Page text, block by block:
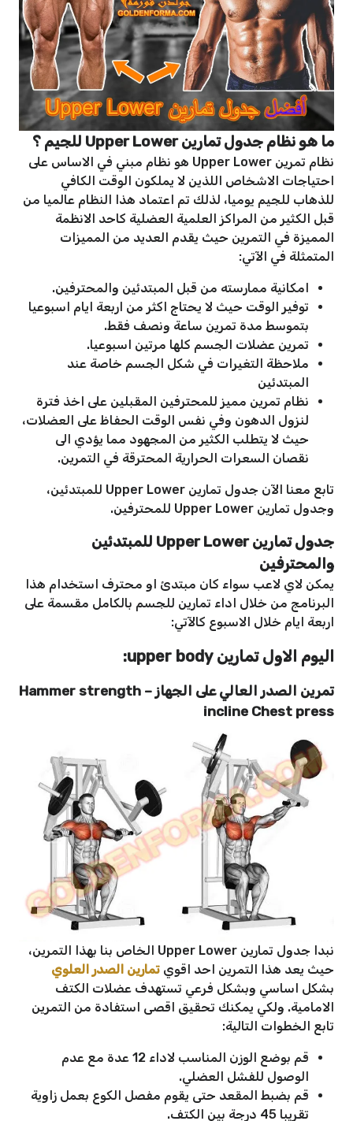
ما هو نظام جدول تمارين Upper Lower للجيم ؟
نظام تمرين Upper Lower هو نظام مبني في الاساس على
احتياجات الاشخاص اللذين لا يملكون الوقت الكافي
للذهاب للجيم يوميا، لذلك تم اعتماد هذا النظام عالميا من
قبل الكثير من المراكز العلمية العضلية كاحد الانظمة
المميزة في التمرين حيث يقدم العديد من المميزات
المتمثلة في الآتي:
امكانية ممارسته من قبل المبتدئين والمحترفين.
توفير الوقت حيث لا يحتاج اكثر من اربعة ايام اسبوعيا
بتموسط مدة تمرين ساعة ونصف فقط.
تمرين عضلات الجسم كلها مرتين اسبوعيا.
ملاحظة التغيرات في شكل الجسم خاصة عند
المبتدئين
نظام تمرين مميز للمحترفين المقبلين على اخذ فترة
لنزول الدهون وفي نفس الوقت الحفاظ على العضلات،
حيث لا يتطلب الكثير من المجهود مما يؤدي الى
نقصان السعرات الحرارية المحترقة في التمرين.
تابع معنا الآن جدول تمارين Upper Lower للمبتدئين،
وجدول تمارين Upper Lower للمحترفين.
جدول تمارين Upper Lower للمبتدئين
والمحترفين
يمكن لاي لاعب سواء كان مبتدئ او محترف استخدام هذا
البرنامج من خلال اداء تمارين للجسم بالكامل مقسمة على
اربعة ايام خلال الاسبوع كالآتي:
اليوم الاول تمارين upper body:
تمرين الصدر العالي على الجهاز – Hammer strength
incline Chest press
نبدا جدول تمارين Upper Lower الخاص بنا بهذا التمرين،
حيث يعد هذا التمرين احد اقوي تمارين الصدر العلوي
بشكل اساسي وبشكل فرعي تستهدف عضلات الكتف
الامامية. ولكي يمكنك تحقيق اقصى استفادة من التمرين
تابع الخطوات التالية:
قم بوضع الوزن المناسب لاداء 12 عدة مع عدم
الوصول للفشل العضلي.
قم بضبط المقعد حتى يقوم مفصل الكوع بعمل زاوية
تقريبا 45 درجة بين الكتف.